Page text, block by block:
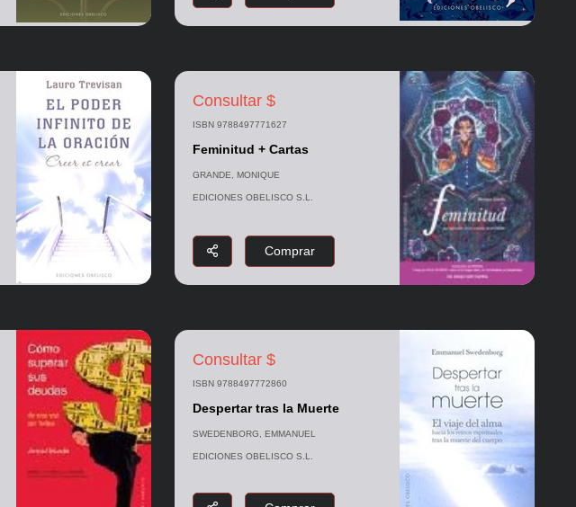
Consultar $
ISBN 9788497771627
Feminitud + Cartas
GRANDE, MONIQUE
EDICIONES OBELISCO S.L.
Comprar
Consultar $
ISBN 9788497772860
Despertar tras la Muerte
SWEDENBORG, EMMANUEL
EDICIONES OBELISCO S.L.